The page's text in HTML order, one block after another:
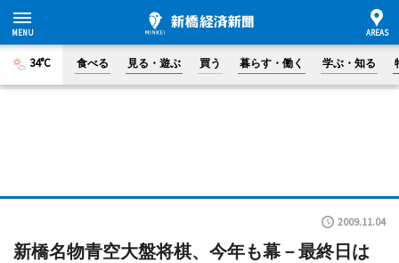
34°C 食べる 見る・遊ぶ 買う 暮らす・働く 学ぶ・知る
2009.11.04
新橋名物青空大盤将棋、今年も幕－最終日は